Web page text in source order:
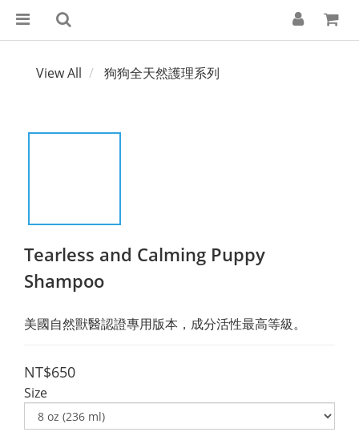
View All 狗狗全天然護理系列
Tearless and Calming Puppy
Shampoo
美國自然獸醫認證專用版本，成分活性最高等級。
NT$650
Size